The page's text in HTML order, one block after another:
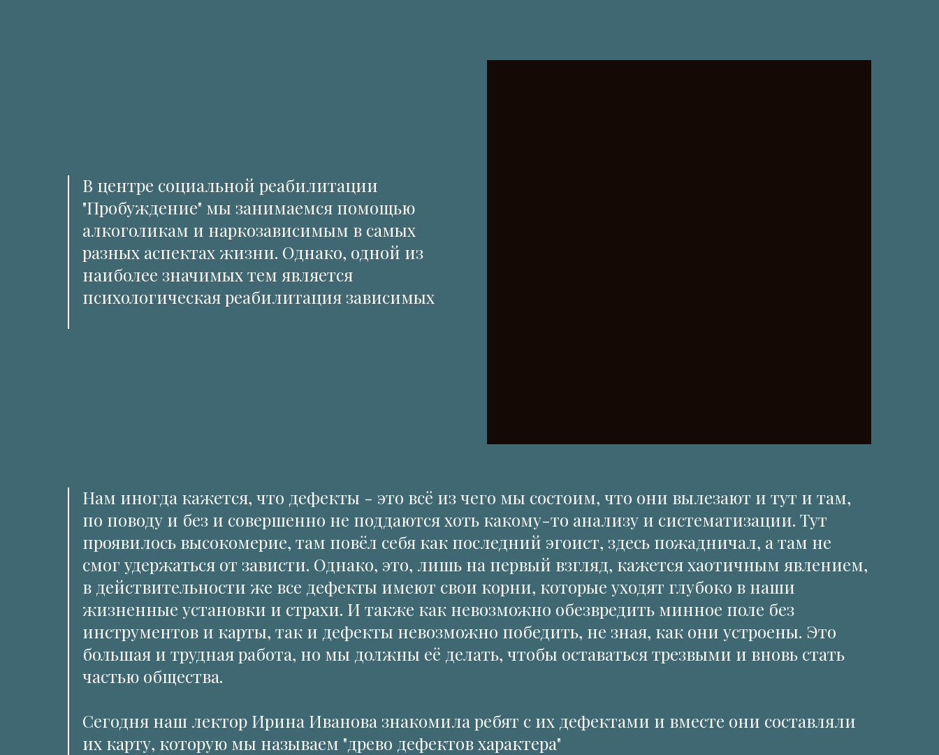
В центре социальной реабилитации
"Пробуждение" мы занимаемся помощью
алкоголикам и наркозависимым в самых
разных аспектах жизни. Однако, одной из
наиболее значимых тем является
психологическая реабилитация зависимых
Нам иногда кажется, что дефекты - это всё из чего мы состоим, что они вылезают и тут и там,
по поводу и без и совершенно не поддаются хоть какому-то анализу и систематизации. Тут
проявилось высокомерие, там повёл себя как последний эгоист, здесь пожадничал, а там не
смог удержаться от зависти. Однако, это, лишь на первый взгляд, кажется хаотичным явлением,
в действительности же все дефекты имеют свои корни, которые уходят глубоко в наши
жизненные установки и страхи. И также как невозможно обезвредить минное поле без
инструментов и карты, так и дефекты невозможно победить, не зная, как они устроены. Это
большая и трудная работа, но мы должны её делать, чтобы оставаться трезвыми и вновь стать
частью общества.
Сегодня наш лектор Ирина Иванова знакомила ребят с их дефектами и вместе они составляли
их карту, которую мы называем "древо дефектов характера"